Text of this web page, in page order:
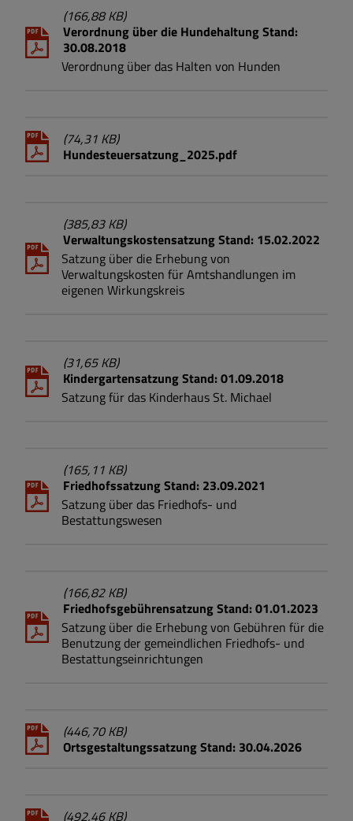
(166,88 KB)
Verordnung über die Hundehaltung Stand:
30.08.2018
Verordnung über das Halten von Hunden
(74,31 KB)
Hundesteuersatzung_2025.pdf
(385,83 KB)
Verwaltungskostensatzung Stand: 15.02.2022
Satzung über die Erhebung von
Verwaltungskosten für Amtshandlungen im
eigenen Wirkungskreis
(31,65 KB)
Kindergartensatzung Stand: 01.09.2018
Satzung für das Kinderhaus St. Michael
(165,11 KB)
Friedhofssatzung Stand: 23.09.2021
Satzung über das Friedhofs- und
Bestattungswesen
(166,82 KB)
Friedhofsgebührensatzung Stand: 01.01.2023
Satzung über die Erhebung von Gebühren für die
Benutzung der gemeindlichen Friedhofs- und
Bestattungseinrichtungen
(446,70 KB)
Ortsgestaltungssatzung Stand: 30.04.2026
(492,46 KB)